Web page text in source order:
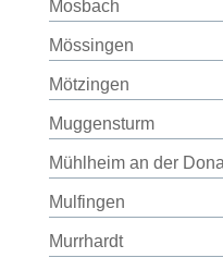
Mosbach
Mössingen
Mötzingen
Muggensturm
Mühlheim an der
Mulfingen
Murrhardt